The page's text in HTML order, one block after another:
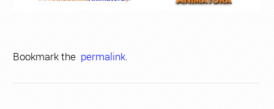
Bookmark thepermalink.